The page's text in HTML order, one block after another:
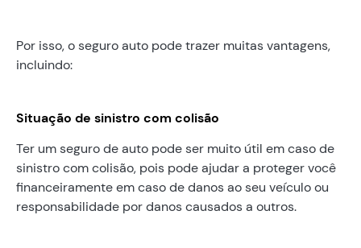
Por isso, o seguro auto pode trazer muitas vantagens,
incluindo:
Situação de sinistro com colisão
Ter um seguro de auto pode ser muito útil em caso de
sinistro com colisão, pois pode ajudar a proteger você
financeiramente em caso de danos ao seu veículo ou
responsabilidade por danos causados a outros.